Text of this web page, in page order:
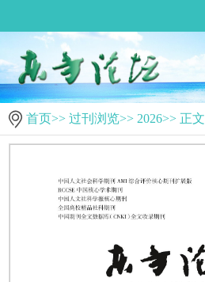
首页>> 过刊浏览>> 2026>> 正文